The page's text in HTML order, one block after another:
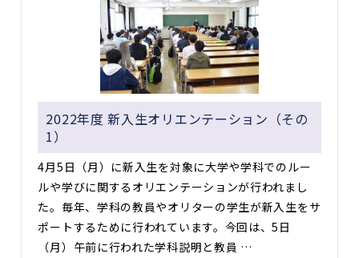
2022年度 新入生オリエンテーション（その
1）
4月5日（月）に新入生を対象に大学や学科でのルー
ルや学びに関するオリエンテーションが行われまし
た。毎年、学科の教員やオリターの学生が新入生をサ
ポートするために行われています。今回は、5日
（月）午前に行われた学科説明と教員 …